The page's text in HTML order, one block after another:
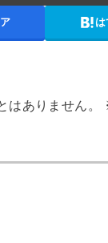
はありません。